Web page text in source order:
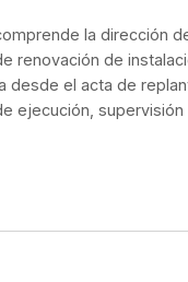
la dirección
renovación de
desde el acta de
ejecución,